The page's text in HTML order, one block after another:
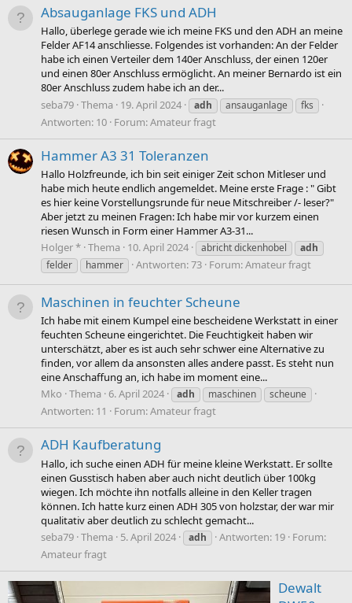
Absauganlage FKS und ADH
Hallo, überlege gerade wie ich meine FKS und den ADH an meine
Felder AF14 anschliesse. Folgendes ist vorhanden: An der Felder
habe ich einen Verteiler dem 140er Anschluss, der einen 120er
und einen 80er Anschluss ermöglicht. An meiner Bernardo ist ein
80er Anschluss zudem habe ich an der...
seba79 Thema 19. April 2024 adh ansauganlage fks
Antworten: 10 Forum:Amateur fragt
Hammer A3 31 Toleranzen
Hallo Holzfreunde, ich bin seit einiger Zeit schon Mitleser und
habe mich heute endlich angemeldet. Meine erste Frage : " Gibt
es hier keine Vorstellungsrunde für neue Mitschreiber /- leser?"
Aber jetzt zu meinen Fragen: Ich habe mir vor kurzem einen
riesen Wunsch in Form einer Hammer A3-31...
Holger * Thema 10. April 2024 abricht dickenhobel
adh
felder
hammer Antworten: 73 Forum:Amateur fragt
Maschinen in feuchter Scheune
Ich habe mit einem Kumpel eine bescheidene Werkstatt in einer
feuchten Scheune eingerichtet. Die Feuchtigkeit haben wir
unterschätzt, aber es ist auch sehr schwer eine Alternative zu
finden, vor allem da ansonsten alles andere passt. Es steht nun
eine Anschaffung an, ich habe im moment eine...
Mko Thema 6. April 2024 adh maschinen scheune
Antworten: 11 Forum:Amateur fragt
ADH Kaufberatung
Hallo, ich suche einen ADH für meine kleine Werkstatt. Er sollte
einen Gusstisch haben aber auch nicht deutlich über 100kg
wiegen. Ich möchte ihn notfalls alleine in den Keller tragen
können. Ich hatte kurz einen ADH 305 von holzstar, der war mir
qualitativ aber deutlich zu schlecht gemacht...
seba79 Thema 5. April 2024 adh Antworten: 19 Forum:
Amateur fragt
Dewalt